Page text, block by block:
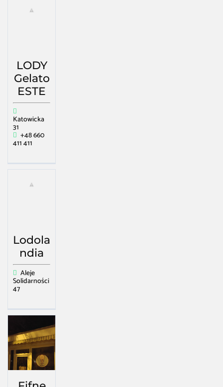
LODY
Gelato
ESTE
Katowicka
31
+48 660
411 411
Lodola
ndia
Aleje
Solidarności
47